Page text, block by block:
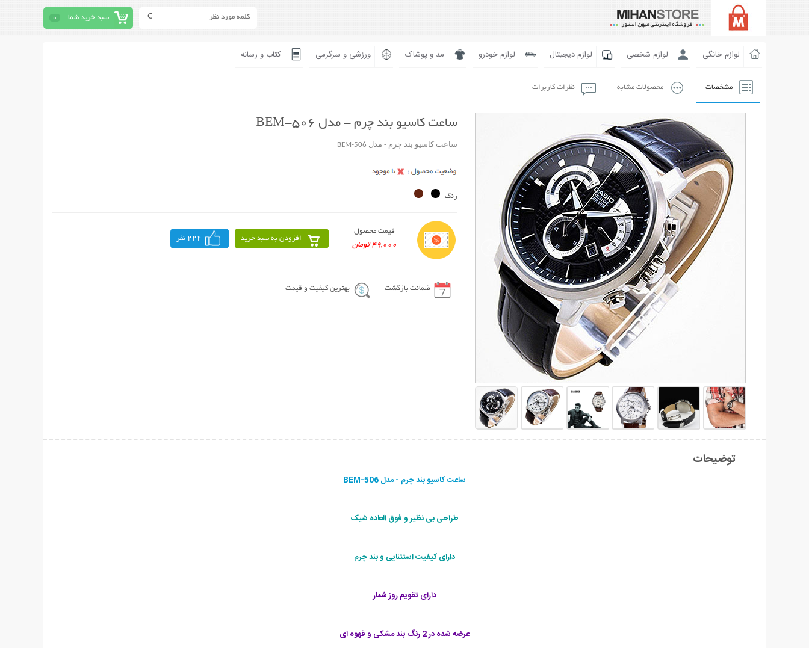
سبد خرید شما 0
لوازم خانگی لوازم شخصی لوازم دیجیتال لوازم خودرو مد و پوشاک ورزشی و سرگرمی کتاب و رسانه
مشخصات محصولات مشابه نظرات کاربرات
ساعت کاسیو بند چرم - مدل BEM-506
ساعت کاسیو بند چرم - مدل BEM-506
رنگ
قیمت محصول
49,000 تومان
افزودن به سبد خرید 222 نفر
ضمانت بازگشت بهترین کیفیت و قیمت
توضیحات
ساعت کاسیو بند چرم - مدل BEM-506
طراحی بی نظیر و فوق العاده شیک
دارای کیفیت استثنایی و بند چرم
دارای تقویم روز شمار
عرضه شده در 2 رنگ بند مشکی و قهوه ای